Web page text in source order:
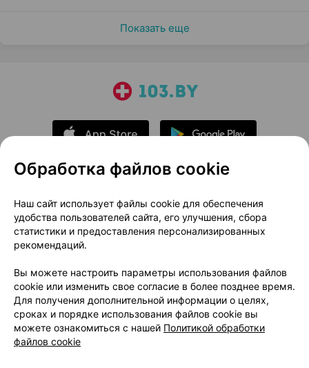
Показать еще
О проекте
Новости проекта
Размещение рекламы
Медицинский маркетинг
Публичный договор
Доставка
Способы оплаты
Вакансии
Партнеры
Написать руководителю 103.by
Написать в поддержку
Персональные настройки Cookie
Обработка файлов cookie
Наш сайт использует файлы cookie для обеспечения
удобства пользователей сайта, его улучшения, сбора
статистики и предоставления персонализированных
рекомендаций.
Вы можете настроить параметры использования файлов
cookie или изменить свое согласие в более позднее время.
Для получения дополнительной информации о целях,
сроках и порядке использования файлов cookie вы
можете ознакомиться с нашей Политикой обработки
файлов cookie